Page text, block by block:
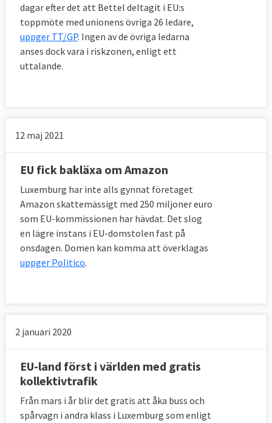
dagar efter det att Bettel deltagit i EU:s
toppmöte med unionens övriga 26 ledare,
uppger TT/GP. Ingen av de övriga ledarna
anses dock vara i riskzonen, enligt ett
uttalande.
12 maj 2021
EU fick bakläxa om Amazon
Luxemburg har inte alls gynnat företaget
Amazon skattemässigt med 250 miljoner euro
som EU-kommissionen har hävdat. Det slog
en lägre instans i EU-domstolen fast på
onsdagen. Domen kan komma att överklagas
uppger Politico.
2 januari 2020
EU-land först i världen med gratis
kollektivtrafik
Från mars i år blir det gratis att åka buss och
spårvagn i andra klass i Luxemburg som enligt